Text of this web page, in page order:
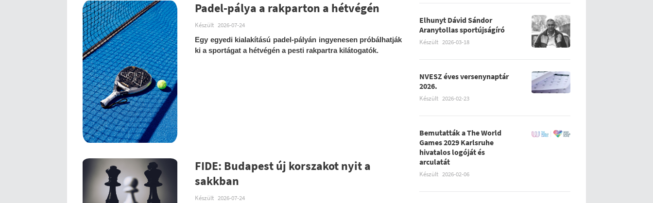
Padel-pálya a rakparton a hétvégén
Készült 2026-07-24
Egy egyedi kialakítású padel-pályán ingyenesen próbálhatják
ki a sportágat a hétvégén a pesti rakpartra kilátogatók.
FIDE: Budapest új korszakot nyit a
sakkban
Készült 2026-07-24
Elhunyt Dávid Sándor
Aranytollas sportújságíró
Készült 2026-03-18
NVESZ éves versenynaptár
2026.
Készült 2026-02-23
Bemutatták a The World
Games 2029 Karlsruhe
hivatalos logóját és
arculatát
Készült 2026-02-06